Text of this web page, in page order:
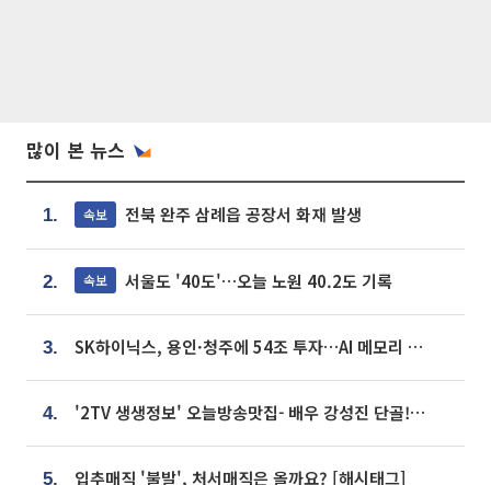
많이 본 뉴스
1. 속보 전북 완주 삼례읍 공장서 화재 발생
2. 속보 서울도 '40도'…오늘 노원 40.2도 기록
3. SK하이닉스, 용인·청주에 54조 투자…AI 메모리 생산기지 키운다
4. '2TV 생생정보' 오늘방송맛집- 배우 강성진 단골! 쌀국수ㆍ푸팟퐁 커리 맛집 '블○○○'
5. 입추매직 '불발', 처서매직은 올까요? [해시태그]